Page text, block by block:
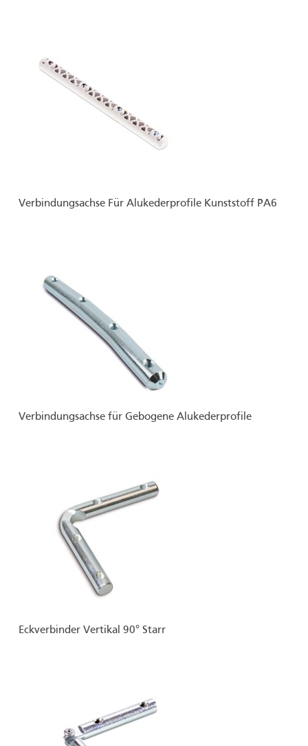
Verbindungsachse Für Alukederprofile Kunststoff PA6
Verbindungsachse für Gebogene Alukederprofile
Eckverbinder Vertikal 90° Starr